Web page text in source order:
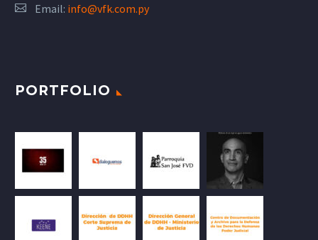
Email: info@vfk.com.py
PORTFOLIO